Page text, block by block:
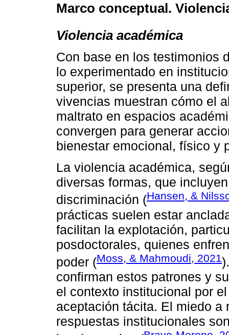
Marco conceptual.
Violencia académica
Con base en los testimonios
lo experimentado en
superior, se presenta una
vivencias muestran cómo el
maltrato en espacios
convergen para generar
bienestar emocional, físico y
La violencia académica,
diversas formas, que
discriminación (Hansen, &
prácticas suelen estar
facilitan la explotación,
posdoctorales, quienes
poder (Moss, & Mahmoudi, 2021
confirman estos patrones y
el contexto institucional por
aceptación tácita. El miedo a
respuestas institucionales